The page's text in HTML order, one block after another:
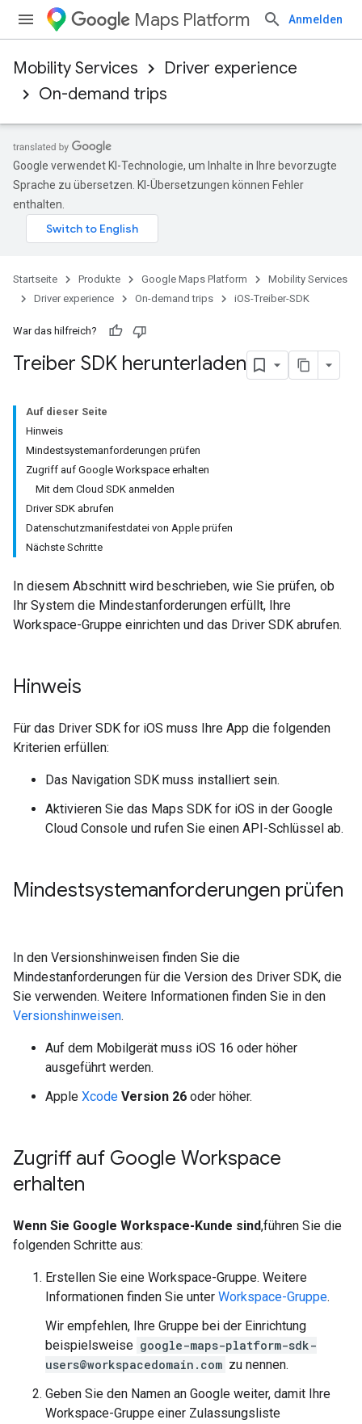
Maps Platform Anmelden
Mobility Services
Driver experience
On-demand trips
Google verwendet KI-Technologie, um Inhalte in Ihre bevorzugte
Sprache zu übersetzen. KI-Übersetzungen können Fehler
enthalten.
Startseite Produkte Google Maps Platform
Mobility Services
Driver experience
On-demand trips iOS-Treiber-SDK
War das hilfreich?
Treiber SDK herunterladen
Auf dieser Seite
Hinweis
Mindestsystemanforderungen prüfen
Zugriff auf Google Workspace erhalten
Mit dem Cloud SDK anmelden
Driver SDK abrufen
Datenschutzmanifestdatei von Apple prüfen
Nächste Schritte
In diesem Abschnitt wird beschrieben, wie Sie prüfen, ob
Ihr System die Mindestanforderungen erfüllt, Ihre
Workspace-Gruppe einrichten und das Driver SDK abrufen.
Hinweis
Für das Driver SDK for iOS muss Ihre App die folgenden
Kriterien erfüllen:
Das Navigation SDK muss installiert sein.
Aktivieren Sie das Maps SDK for iOS in der Google
Cloud Console und rufen Sie einen API-Schlüssel ab.
Mindestsystemanforderungen prüfen
In den Versionshinweisen finden Sie die
Mindestanforderungen für die Version des Driver SDK, die
Sie verwenden. Weitere Informationen finden Sie in den
Versionshinweisen.
Auf dem Mobilgerät muss iOS 16 oder höher
ausgeführt werden.
Apple Xcode Version 26 oder höher.
Zugriff auf Google Workspace
erhalten
Wenn Sie Google Workspace-Kunde sind,führen Sie die
folgenden Schritte aus:
Erstellen Sie eine Workspace-Gruppe. Weitere
Informationen finden Sie unter Workspace-Gruppe.
Wir empfehlen, Ihre Gruppe bei der Einrichtung
beispielsweise google-maps-platform-sdk-
users@workspacedomain.com zu nennen.
Geben Sie den Namen an Google weiter, damit Ihre
Workspace-Gruppe einer Zulassungsliste